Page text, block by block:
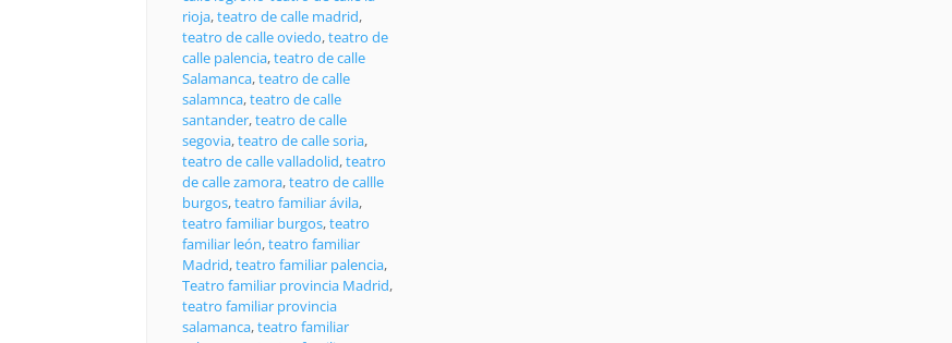
rioja,teatro de calle madrid,
teatro de calle oviedo,teatro de
calle palencia,teatro de calle
Salamanca,teatro de calle
salamnca,teatro de calle
santander,teatro de calle
segovia,teatro de calle soria,
teatro de calle valladolid,teatro
de calle zamora,teatro de callle
burgos,teatro familiar ávila,
teatro familiar burgos,teatro
familiar león,teatro familiar
Madrid,teatro familiar palencia,
Teatro familiar provincia Madrid,
teatro familiar provincia
salamanca,teatro familiar